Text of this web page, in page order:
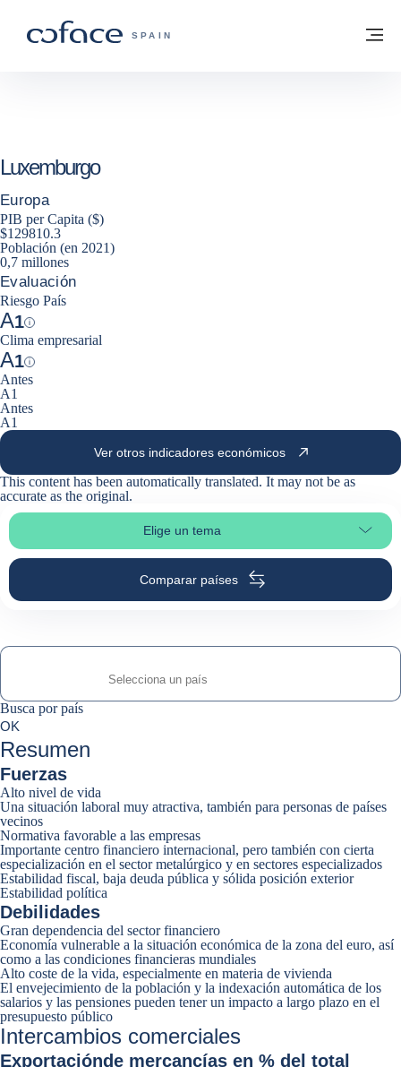
COFACE - FOR TRADE
SPAIN
Volver a la página principal
Luxemburgo
Europa
PIB per Capita ($)
$129810.3
Población (en 2021)
0,7 millones
Evaluación
Riesgo País
A1
Help
Clima empresarial
A1
Help
Antes
A1
Antes
A1
Ver otros indicadores económicos
This content has been automatically translated. It may not be as
accurate as the original.
Elige un temaSelleciona la sección de la página
Comparar países
Busca por país
0suggestions
Busca por país
OK
Resumen
Fuerzas
Alto nivel de vida
Una situación laboral muy atractiva, también para personas de países
vecinos
Normativa favorable a las empresas
Importante centro financiero internacional, pero también con cierta
especialización en el sector metalúrgico y en sectores especializados
Estabilidad fiscal, baja deuda pública y sólida posición exterior
Estabilidad política
Debilidades
Gran dependencia del sector financiero
Economía vulnerable a la situación económica de la zona del euro, así
como a las condiciones financieras mundiales
Alto coste de la vida, especialmente en materia de vivienda
El envejecimiento de la población y la indexación automática de los
salarios y las pensiones pueden tener un impacto a largo plazo en el
presupuesto público
Intercambios comerciales
Exportaciónde mercancías en % del total